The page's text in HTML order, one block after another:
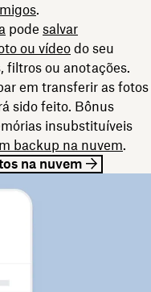
.
pode salvar
ou vídeo do seu
filtros ou anotações.
em transferir as fotos
sido feito. Bônus
insubstituíveis
backup na nuvem.
na nuvem